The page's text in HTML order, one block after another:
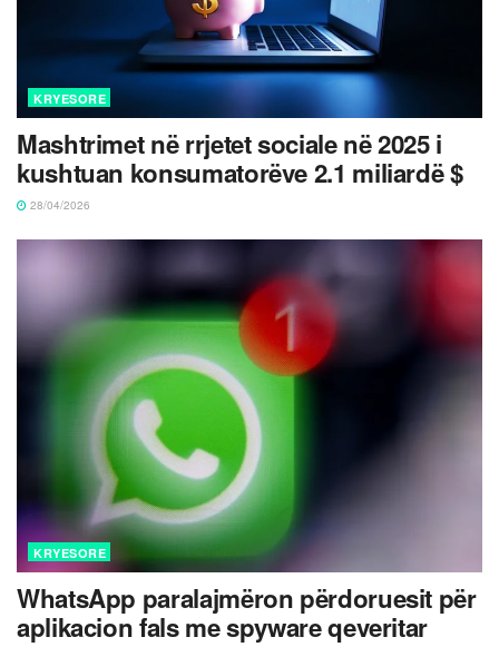
KRYESORE
Mashtrimet në rrjetet sociale në 2025 i
kushtuan konsumatorëve 2.1 miliardë $
28/04/2026
KRYESORE
WhatsApp paralajmëron përdoruesit për
aplikacion fals me spyware qeveritar